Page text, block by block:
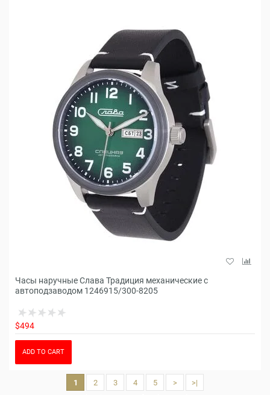
Часы наручные Слава Традиция механические с
автоподзаводом 1246915/300-8205
$494
ADD TO CART
1 2 3 4 5 >
>|